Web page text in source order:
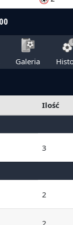
Galeria
Ilość
3
2